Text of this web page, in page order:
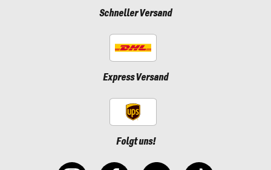
Schneller Versand
Express Versand
Folgt uns!